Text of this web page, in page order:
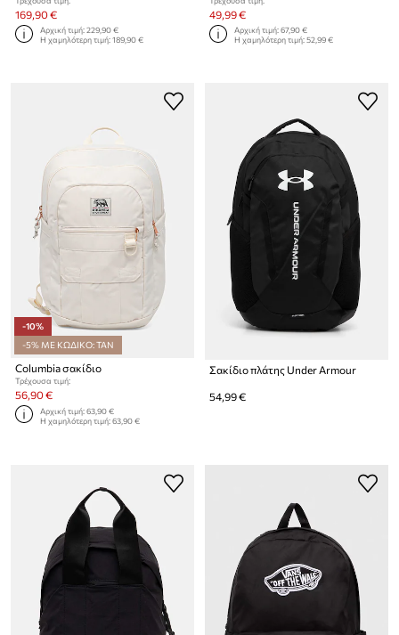
169,90 €
Αρχική τιμή:229,90 €
Η χαμηλότερη τιμή:189,90 €
49,99 €
Αρχική τιμή:67,90 €
Η χαμηλότερη τιμή:52,99 €
-10%
-5% ΜΕ ΚΩΔΙΚΟ: TAN
Columbia σακίδιο
Τρέχουσα τιμή:
56,90 €
Αρχική τιμή:63,90 €
Η χαμηλότερη τιμή:63,90 €
Σακίδιο πλάτης Under Armour
54,99 €